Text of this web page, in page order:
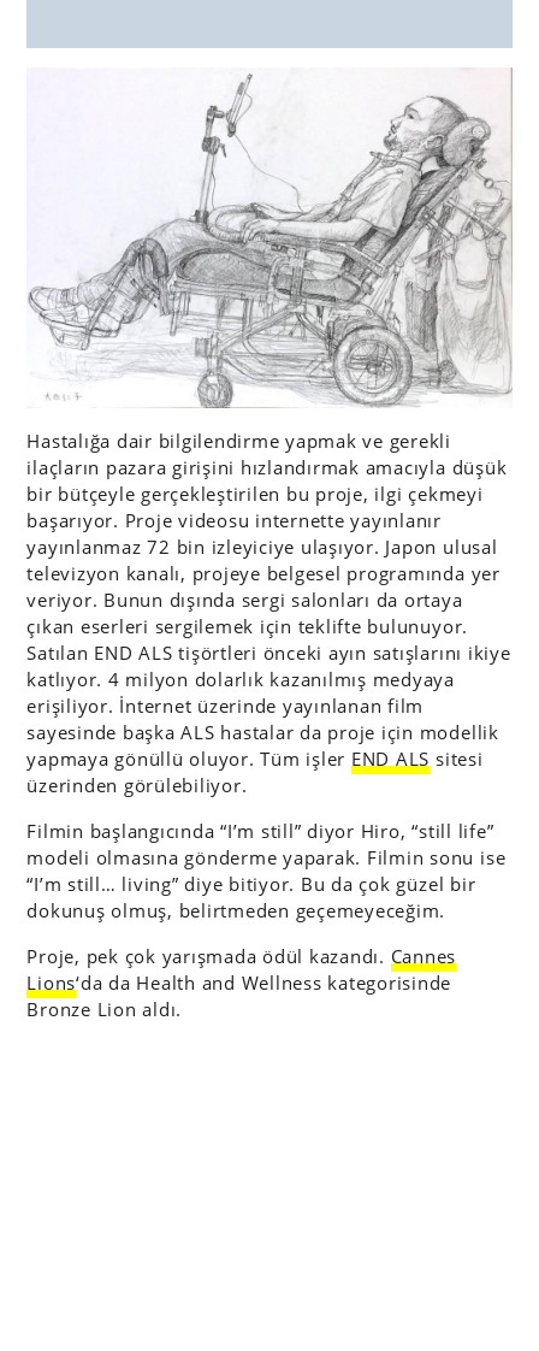
Hastalığa dair bilgilendirme yapmak ve gerekli
ilaçların pazara girişini hızlandırmak amacıyla düşük
bir bütçeyle gerçekleştirilen bu proje, ilgi çekmeyi
başarıyor. Proje videosu internette yayınlanır
yayınlanmaz 72 bin izleyiciye ulaşıyor. Japon ulusal
televizyon kanalı, projeye belgesel programında yer
veriyor. Bunun dışında sergi salonları da ortaya
çıkan eserleri sergilemek için teklifte bulunuyor.
Satılan END ALS tişörtleri önceki ayın satışlarını ikiye
katlıyor. 4 milyon dolarlık kazanılmış medyaya
erişiliyor. İnternet üzerinde yayınlanan film
sayesinde başka ALS hastalar da proje için modellik
yapmaya gönüllü oluyor. Tüm işler END ALS sitesi
üzerinden görülebiliyor.
Filmin başlangıcında “I’m still” diyor Hiro, “still life”
modeli olmasına gönderme yaparak. Filmin sonu ise
“I’m still… living” diye bitiyor. Bu da çok güzel bir
dokunuş olmuş, belirtmeden geçemeyeceğim.
Proje, pek çok yarışmada ödül kazandı. Cannes
Lions‘da da Health and Wellness kategorisinde
Bronze Lion aldı.